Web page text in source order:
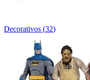
Decorativos (32)